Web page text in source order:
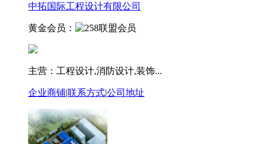
中拓国际工程设计有限公司
黄金会员：
主营：工程设计,消防设计,装饰...
企业商铺|联系方式|公司地址